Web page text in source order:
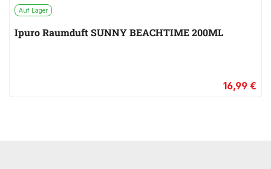
Auf Lager
Ipuro Raumduft SUNNY BEACHTIME 200ML
16,99 €